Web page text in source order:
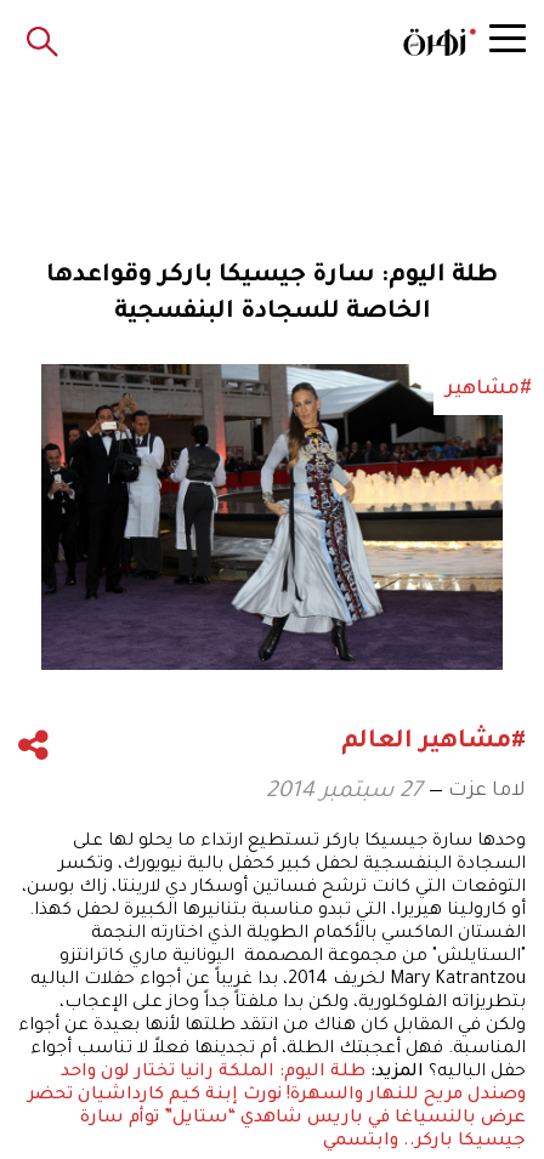
طلة اليوم: سارة جيسيكا باركر وقواعدها
الخاصة للسجادة البنفسجية
#مشاهير
#مشاهير العالم
لاما عزت 27 سبتمبر 2014
وحدها سارة جيسيكا باركر تستطيع ارتداء ما يحلو لها على
السجادة البنفسجية لحفل كبير كحفل بالية نيويورك، وتكسر
التوقعات التي كانت ترشح فساتين أوسكار دي لارينتا، زاك بوسن،
أو كارولينا هيريرا، التي تبدو مناسبة بتنانيرها الكبيرة لحفل كهذا.
الفستان الماكسي بالأكمام الطويلة الذي اختارته النجمة
"الستايلش" من مجموعة المصممة اليونانية ماري كاترانتزو
Mary Katrantzou لخريف 2014، بدا غريباً عن أجواء حفلات الباليه
بتطريزاته الفلوكلورية، ولكن بدا ملفتاً جداً وحاز على الإعجاب،
ولكن في المقابل كان هناك من انتقد طلتها لأنها بعيدة عن أجواء
المناسبة. فهل أعجبتك الطلة، أم تجدينها فعلاً لا تناسب أجواء
حفل الباليه؟ المزيد: طلة اليوم: الملكة رانيا تختار لون واحد
وصندل مريح للنهار والسهرة! نورث إبنة كيم كارداشيان تحضر
عرض بالنسياغا في باريس شاهدي “ستايل” توأم سارة
جيسيكا باركر.. وابتسمي